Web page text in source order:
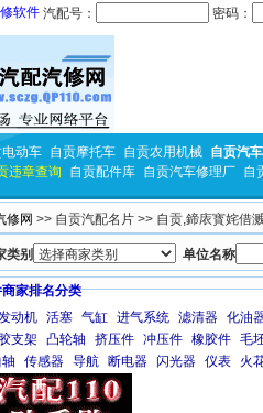
软件 汽配号： 密码：
动车 自贡摩托车 自贡农用机械 自贡汽
违章查询 自贡配件库 自贡汽车修理厂 自
修网 >> 自贡汽配名片 >> 自贡,鍗庡寳姹借
类别 单位名称
家排名分类
动机 活塞 气缸 进气系统 滤清器 化油
支架 凸轮轴 挤压件 冲压件 橡胶件 毛
传感器 导航 断电器 闪光器 仪表 火